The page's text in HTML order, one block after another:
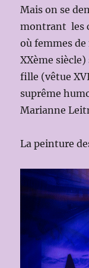
Mais on se
montrant les
où femmes
XXème
fille (vêtue
suprême
Marianne
La peinture